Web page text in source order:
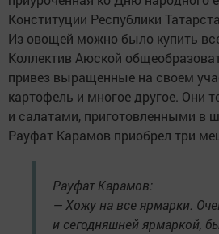
Конституции Республики
Из овощей можно было купить
Коллектив Аюской
привез выращенные на своем
картофель и многое другое. Они
и салатами, приготовленными в
Рауфат Карамов приобрел три
Рауфат Карамов:
— Хожу на все ярмарки.
и сегодняшней ярмаркой,